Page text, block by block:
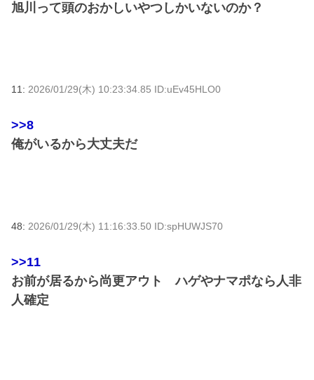
旭川って頭のおかしいやつしかいないのか？
11: 2026/01/29(木) 10:23:34.85 ID:uEv45HLO0
>>8
俺がいるから大丈夫だ
48: 2026/01/29(木) 11:16:33.50 ID:spHUWJS70
>>11
お前が居るから尚更アウト ハゲやナマポなら人非
人確定